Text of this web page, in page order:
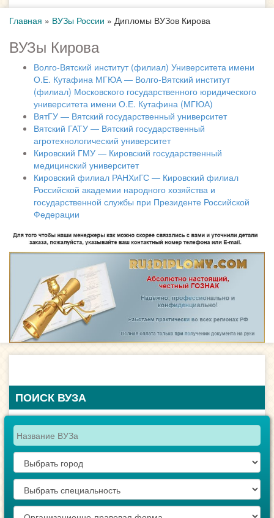
Главная » ВУЗы России » Дипломы ВУЗов Кирова
ВУЗы Кирова
Волго-Вятский институт (филиал) Университета имени
О.Е. Кутафина МГЮА — Волго-Вятский институт
(филиал) Московского государственного юридического
университета имени О.Е. Кутафина (МГЮА)
ВятГУ — Вятский государственный университет
Вятский ГАТУ — Вятский государственный
агротехнологический университет
Кировский ГМУ — Кировский государственный
медицинский университет
Кировский филиал РАНХиГС — Кировский филиал
Российской академии народного хозяйства и
государственной службы при Президенте Российской
Федерации
ПОИСК ВУЗА